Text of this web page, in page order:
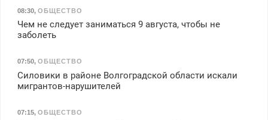
08:30, ОБЩЕСТВО
Чем не следует заниматься 9 августа, чтобы не
заболеть
07:50, ОБЩЕСТВО
Силовики в районе Волгоградской области искали
мигрантов-нарушителей
07:15, ОБЩЕСТВО